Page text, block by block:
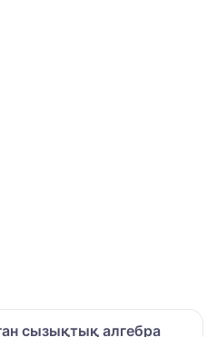
сызықтық алгебра